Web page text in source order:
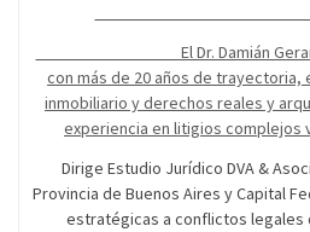
El Dr. Damián Gerardo
con más de 20 años de
inmobiliario y derechos reales y
experiencia en litigios complejos
Dirige Estudio Jurídico DVA &
Provincia de Buenos Aires y Capital
estratégicas a conflictos legales